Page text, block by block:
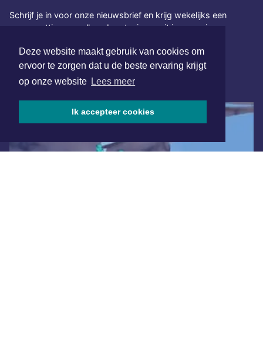
Deze website maakt gebruik van cookies om
ervoor te zorgen dat u de beste ervaring krijgt
op onze website Lees meer
Ik accepteer cookies
Schrijf je in voor onze nieuwsbrief en krijg wekelijks een
samenvatting van alle gebeurtenissen uit jouw regio.
Aanmelden
ONLINE DAGBLADEN